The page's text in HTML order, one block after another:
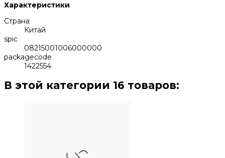
Характеристики
Страна
Китай
spic
08215001006000000
packagecode
1422554
В этой категории 16 товаров: